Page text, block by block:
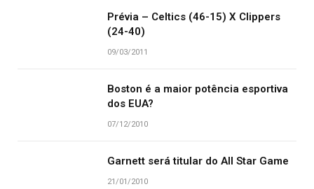
Prévia – Celtics (46-15) X Clippers
(24-40)
09/03/2011
Boston é a maior potência esportiva
dos EUA?
07/12/2010
Garnett será titular do All Star Game
21/01/2010